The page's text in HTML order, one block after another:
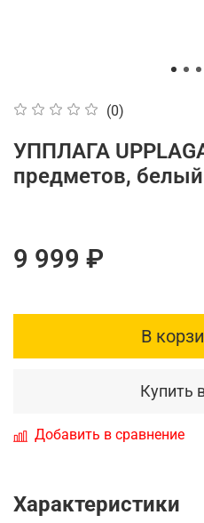
(0)
УППЛАГА
предметов, белый
9 999 ₽
В
Купить
Добавить в сравнение
Характеристики